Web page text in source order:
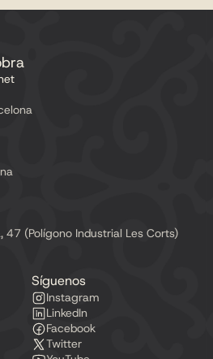
(Polígono Industrial Les Corts)
Síguenos
Instagram
LinkedIn
Facebook
Twitter